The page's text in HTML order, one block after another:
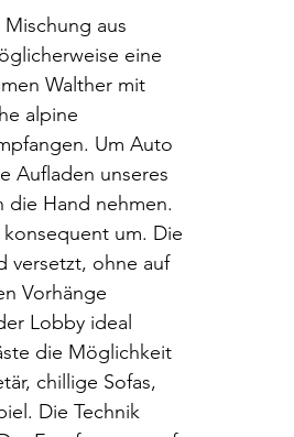
aus
eine
Walther mit
alpine
Um Auto
Aufladen unseres
die Hand nehmen.
um. Die
versetzt, ohne auf
Vorhänge
Lobby ideal
die Möglichkeit
chillige Sofas,
Die Technik